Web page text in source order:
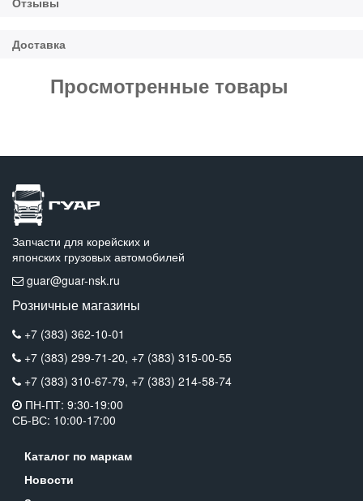
Просмотренные товары
Запчасти для корейских и
японских грузовых автомобилей
guar@guar-nsk.ru
Розничные магазины
+7 (383) 362-10-01
+7 (383) 299-71-20, +7 (383) 315-00-55
+7 (383) 310-67-79, +7 (383) 214-58-74
ПН-ПТ: 9:30-19:00
СБ-ВС: 10:00-17:00
Каталог по маркам
Новости